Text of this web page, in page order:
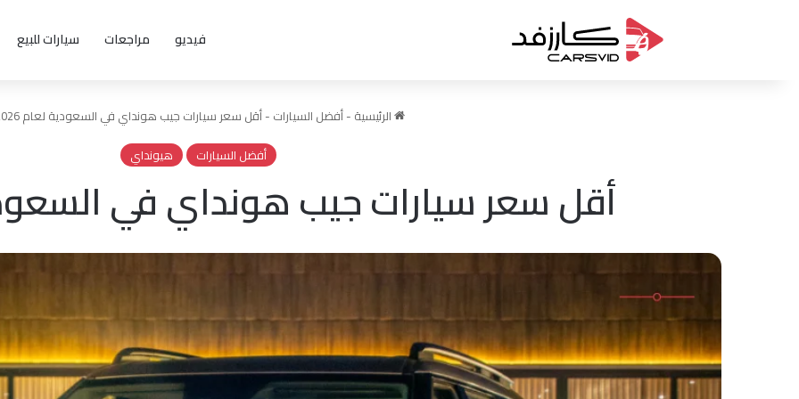
فيديو مراجعات سيارات للبيع
الرئيسية -أفضل السيارات -أقل سعر سيارات جيب هونداي في السعودية لعام 2026
أفضل السيارات
هيونداي
أقل سعر سيارات جيب هونداي في السعودية